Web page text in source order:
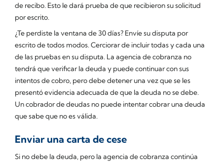
de recibo. Esto le dará prueba de que recibieron su solicitud
por escrito.
¿Te perdiste la ventana de 30 días? Envíe su disputa por
escrito de todos modos. Cerciorar de incluir todas y cada una
de las pruebas en su disputa. La agencia de cobranza no
tendrá que verificar la deuda y puede continuar con sus
intentos de cobro, pero debe detener una vez que se les
presentó evidencia adecuada de que la deuda no se debe.
Un cobrador de deudas no puede intentar cobrar una deuda
que sabe que no es válida.
Enviar una carta de cese
Si no debe la deuda, pero la agencia de cobranza continúa